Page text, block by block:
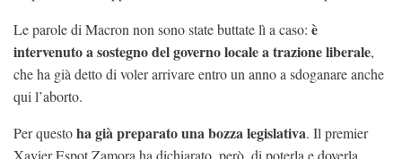
Le parole di Macron non sono state buttate lì a caso: è
intervenuto a sostegno del governo locale a trazione liberale,
che ha già detto di voler arrivare entro un anno a sdoganare anche
qui l’aborto.
Per questoha già preparato una bozza legislativa. Il premier
Xavier Espot Zamora ha dichiarato, però, di poterla e doverla